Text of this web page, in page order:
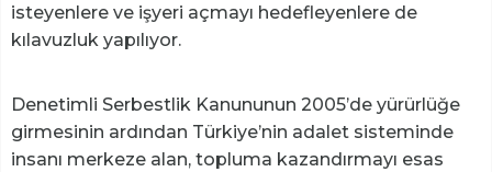
isteyenlere ve işyeri açmayı hedefleyenlere de
kılavuzluk yapılıyor.
Denetimli Serbestlik Kanununun 2005’de yürürlüğe
girmesinin ardından Türkiye’nin adalet sisteminde
insanı merkeze alan, topluma kazandırmayı esas